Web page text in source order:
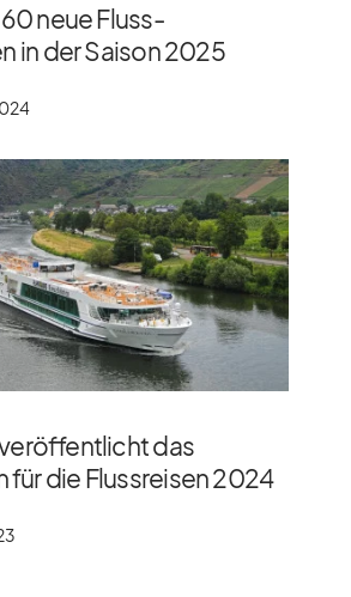
neue Fluss-
in der Saison 2025
das
für die Flussreisen 2024